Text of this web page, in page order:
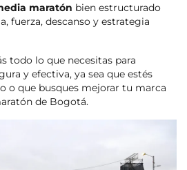
maratón bien estructurado
fuerza, descanso y estrategia
todo lo que necesitas para
y efectiva, ya sea que estés
o que busques mejorar tu marca
de Bogotá.